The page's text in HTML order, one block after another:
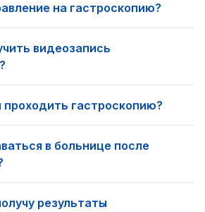
на гастроскопию?
видеозапись
проходить гастроскопию?
в больнице после
результаты